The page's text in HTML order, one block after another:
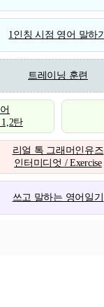
1인칭 시점 영어 말하기
트레이닝 훈련
탄
리얼 톡 그래머인유즈
인터미디엇 / Exercise
쓰고 말하는 영어일기